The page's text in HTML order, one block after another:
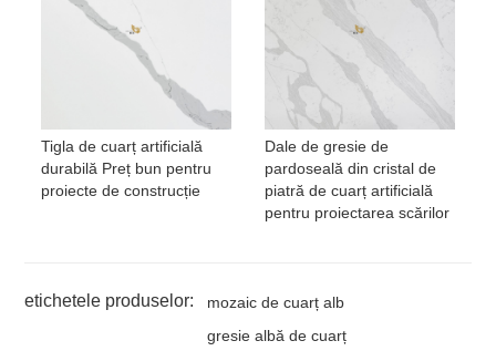
Tigla de cuarț artificială
durabilă Preț bun pentru
proiecte de construcție
Dale de gresie de
pardoseală din cristal de
piatră de cuarț artificială
pentru proiectarea scărilor
etichetele produselor:
mozaic de cuarț alb
gresie albă de cuarț